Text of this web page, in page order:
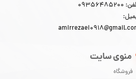
منوی سایت
فروشگاه